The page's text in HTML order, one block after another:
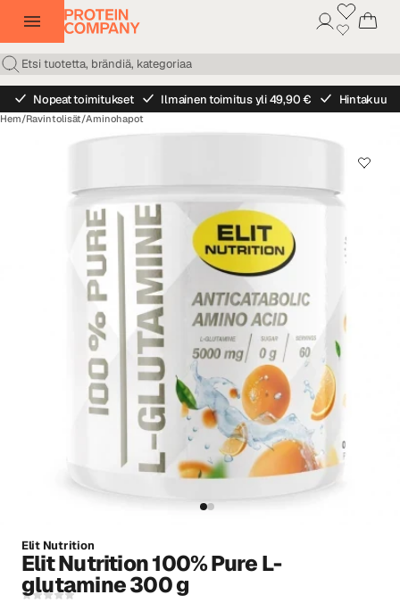
Nopeat toimitukset Ilmainen toimitus yli 49,90 € Hintakuu
Hem/Ravintolisät/Aminohapot
Elit Nutrition
Elit Nutrition 100% Pure L-
glutamine 300 g